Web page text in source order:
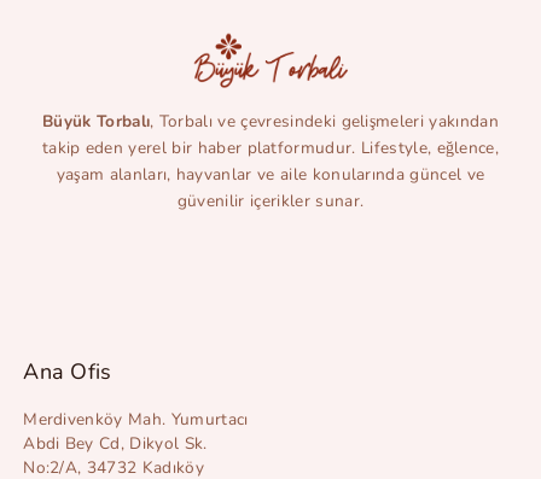
Büyük Torbalı, Torbalı ve çevresindeki gelişmeleri yakından
takip eden yerel bir haber platformudur. Lifestyle, eğlence,
yaşam alanları, hayvanlar ve aile konularında güncel ve
güvenilir içerikler sunar.
Ana Ofis
Merdivenköy Mah. Yumurtacı
Abdi Bey Cd, Dikyol Sk.
No:2/A, 34732 Kadıköy